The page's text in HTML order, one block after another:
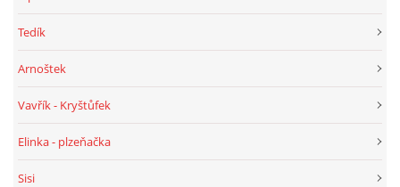
Tedík
Arnoštek
Vavřík - Kryštůfek
Elinka - plzeňačka
Sisi